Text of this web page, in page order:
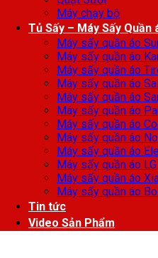
Máy chạy bộ
Tủ Sấy – Máy Sấy Quần
Máy sấy quần áo
Máy sấy quần áo
Máy sấy quần áo
Máy sấy quần áo
Máy sấy quần áo
Máy sấy quần áo
Máy sấy quần áo
Máy sấy quần áo
Máy sấy quần áo
Máy sấy quần áo LG
Máy sấy quần áo
Máy sấy quần áo
Tin tức
Video Sản Phẩm